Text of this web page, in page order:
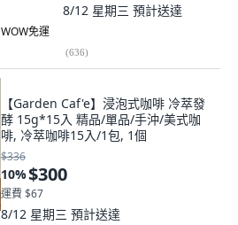
8/12 星期三 預計送達
WOW免運
(636)
【Garden Caf'e】浸泡式咖啡 冷萃發
酵 15g*15入 精品/單品/手沖/美式咖
啡, 冷萃咖啡15入/1包, 1個
$336
10%$300
運費 $67
8/12 星期三 預計送達